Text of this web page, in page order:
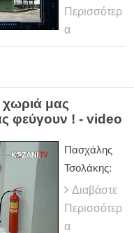
Περισσότερ
α
μας
φεύγουν ! - video
Πασχάλης
Τσολάκης:
Διαβάστε
Περισσότερ
α